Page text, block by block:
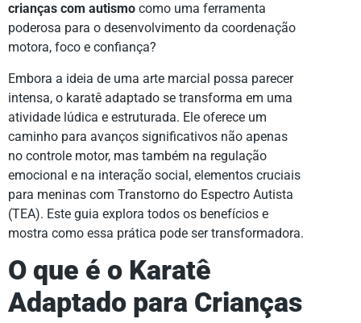
crianças com autismo como uma ferramenta
poderosa para o desenvolvimento da coordenação
motora, foco e confiança?
Embora a ideia de uma arte marcial possa parecer
intensa, o karatê adaptado se transforma em uma
atividade lúdica e estruturada. Ele oferece um
caminho para avanços significativos não apenas
no controle motor, mas também na regulação
emocional e na interação social, elementos cruciais
para meninas com Transtorno do Espectro Autista
(TEA). Este guia explora todos os benefícios e
mostra como essa prática pode ser transformadora.
O que é o Karatê
Adaptado para Crianças